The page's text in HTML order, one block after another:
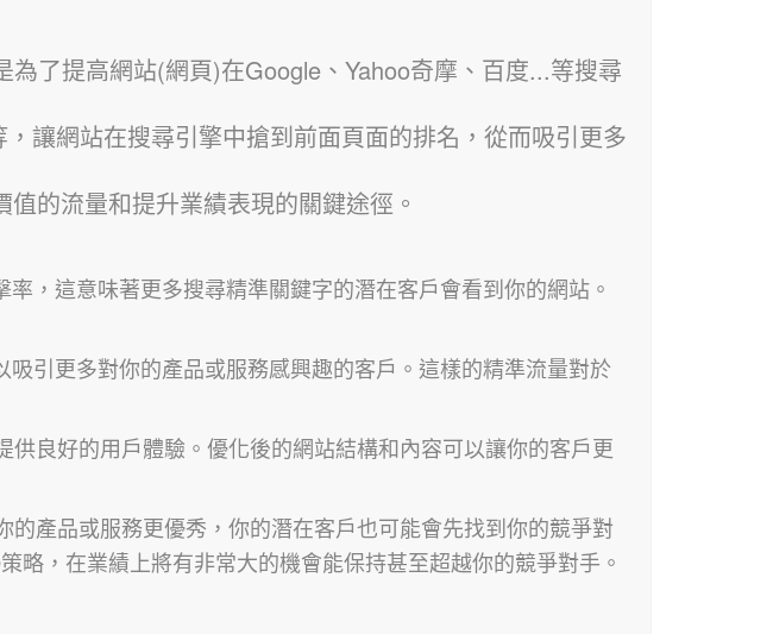
為了提高網站(網頁)在Google、Yahoo奇摩、百度...等搜尋
讓網站在搜尋引擎中搶到前面頁面的排名，從而吸引更多
的流量和提升業績表現的關鍵途徑。
，這意味著更多搜尋精準關鍵字的潛在客戶會看到你的網站。
引更多對你的產品或服務感興趣的客戶。這樣的精準流量對於
良好的用戶體驗。優化後的網站結構和內容可以讓你的客戶更
產品或服務更優秀，你的潛在客戶也可能會先找到你的競爭對
，在業績上將有非常大的機會能保持甚至超越你的競爭對手。